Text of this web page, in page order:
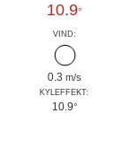
10.9°
VIND:
0.3 m/s
KYLEFFEKT:
10.9°